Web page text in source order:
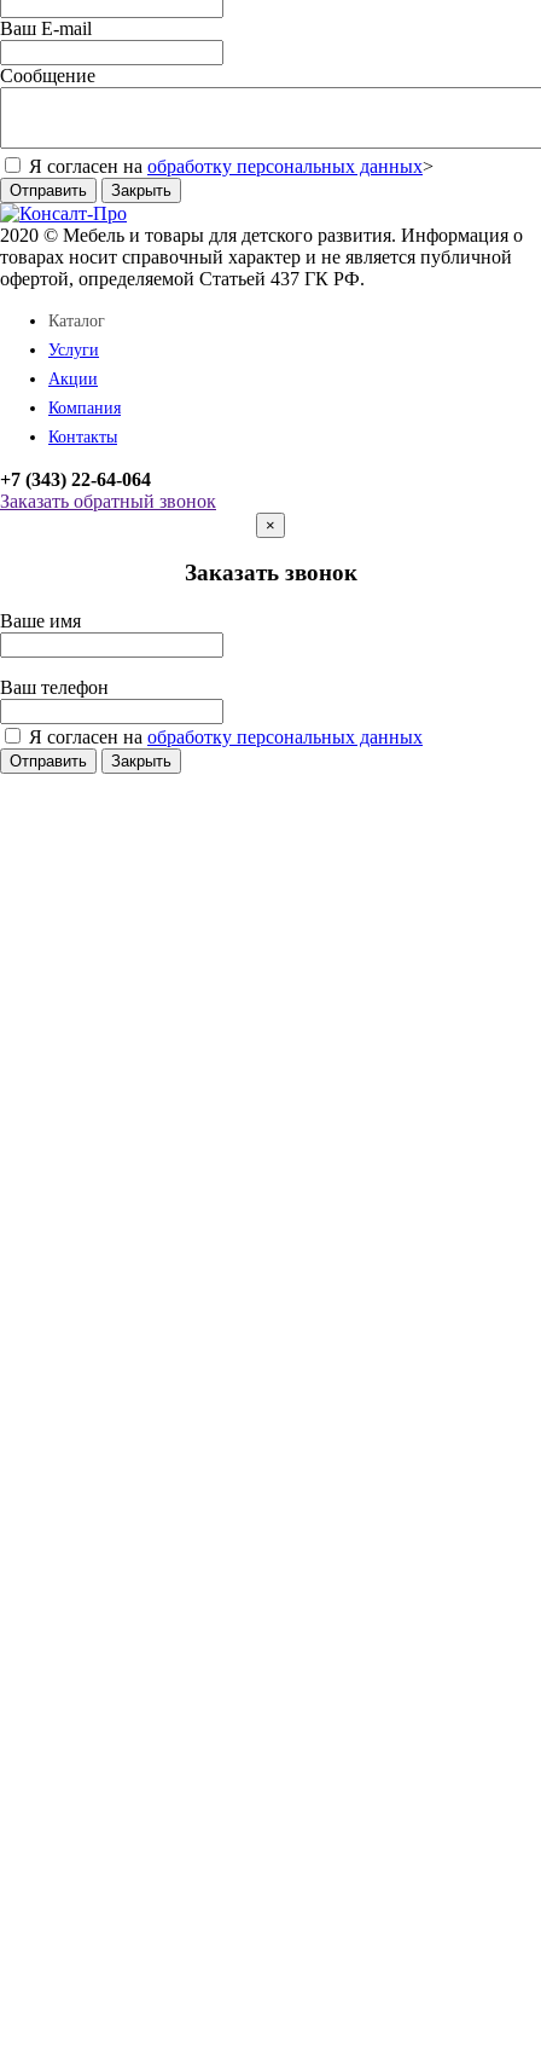
Ваш E-mail
Сообщение
Я согласен на обработку персональных данных>
Отправить Закрыть
2020 © Мебель и товары для детского развития. Информация о
товарах носит справочный характер и не является публичной
офертой, определяемой Статьей 437 ГК РФ.
Каталог
Услуги
Акции
Компания
Контакты
+7 (343) 22-64-064
Заказать обратный звонок
×
Заказать звонок
Ваше имя
Ваш телефон
Я согласен на обработку персональных данных
Отправить Закрыть